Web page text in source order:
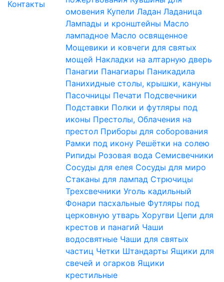
Контакты
омовения Купели Ладан Ладаница
Лампады и кронштейны Масло
лампадное Масло освященное
Мощевики и ковчеги для святых
мощей Накладки на алтарную дверь
Панагии Панагиары Паникадила
Панихидные столы, крышки, кануны
Пасочницы Печати Подсвечники
Подставки Полки и футляры под
иконы Престолы, Облачения на
престол Приборы для соборования
Рамки под икону Решётки на солею
Рипиды Розовая вода Семисвечники
Сосуды для елея Сосуды для миро
Стаканы для лампад Стрючицы
Трехсвечники Уголь кадильный
Фонари пасхальные Футляры под
церковную утварь Хоругви Цепи для
крестов и панагий Чаши
водосвятные Чаши для святых
частиц Четки Штандарты Ящики для
свечей и огарков Ящики
крестильные